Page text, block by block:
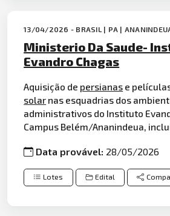
13/04/2026 - BRASIL | PA |
Ministerio Da Saude-
Evandro Chagas
Aquisição de persianas e
solar nas esquadrias dos
administrativos do Instituto
Campus Belém/Ananindeua,
Data provável: 28/05/2026
Lotes Edital